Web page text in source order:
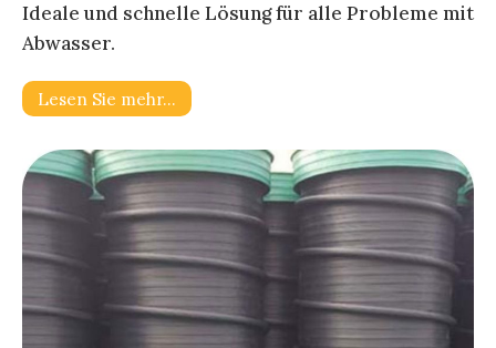
Ideale und schnelle Lösung für alle Probleme mit
Abwasser.
Lesen Sie mehr…